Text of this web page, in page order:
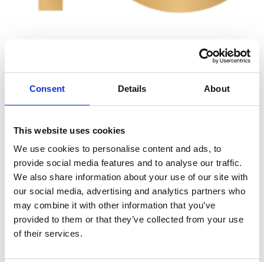
Consent Details About
This website uses cookies
We use cookies to personalise content and ads, to
provide social media features and to analyse our traffic.
We also share information about your use of our site with
our social media, advertising and analytics partners who
may combine it with other information that you’ve
provided to them or that they’ve collected from your use
of their services.
In augustus 2026 bestaan wij 10 jaar. Een mijlpaal
hebben bereikt. Tien jaar waarin we, samen met
zorgorganisaties, zorgprofessionals,
ervaringsdeskundige en partners, technologie
ontwikkelen die kwetsbare mensen een stem geeft
en bijdraagt aan kwaliteit van zorg en kwaliteit van
leven.
Dat jubileumjaar trappen we af op dinsdag 19 mei